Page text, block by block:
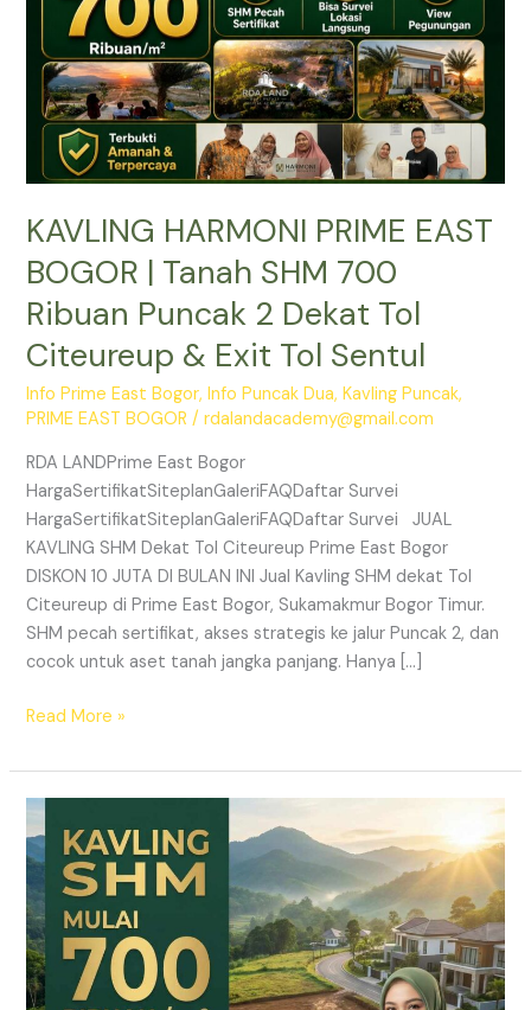
KAVLING HARMONI PRIME EAST
BOGOR | Tanah SHM 700
Ribuan Puncak 2 Dekat Tol
Citeureup & Exit Tol Sentul
Info Prime East Bogor,Info Puncak Dua,Kavling Puncak,
PRIME EAST BOGOR /rdalandacademy@gmail.com
RDA LANDPrime East Bogor
HargaSertifikatSiteplanGaleriFAQDaftar Survei
HargaSertifikatSiteplanGaleriFAQDaftar Survei JUAL
KAVLING SHM Dekat Tol Citeureup Prime East Bogor
DISKON 10 JUTA DI BULAN INI Jual Kavling SHM dekat Tol
Citeureup di Prime East Bogor, Sukamakmur Bogor Timur.
SHM pecah sertifikat, akses strategis ke jalur Puncak 2, dan
cocok untuk aset tanah jangka panjang. Hanya […]
700
Ribuan
Puncak
Dekat
Citeureup
Exit
Tol
Read More »
HARMONI
PRIME
EAST
BOGOR
–
KAVLING
SHM